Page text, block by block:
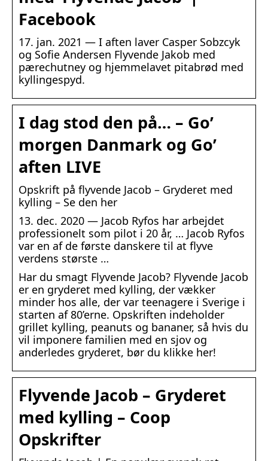
Facebook
17. jan. 2021 — I aften laver Casper Sobzcyk
og Sofie Andersen Flyvende Jakob med
pærechutney og hjemmelavet pitabrød med
kyllingespyd.
I dag stod den på… – Go’
morgen Danmark og Go’
aften LIVE
Opskrift på flyvende Jacob – Gryderet med
kylling – Se den her
13. dec. 2020 — Jacob Ryfos har arbejdet
professionelt som pilot i 20 år, … Jacob Ryfos
var en af de første danskere til at flyve
verdens største …
Har du smagt Flyvende Jacob? Flyvende Jacob
er en gryderet med kylling, der vækker
minder hos alle, der var teenagere i Sverige i
starten af 80’erne. Opskriften indeholder
grillet kylling, peanuts og bananer, så hvis du
vil imponere familien med en sjov og
anderledes gryderet, bør du klikke her!
Flyvende Jacob – Gryderet
med kylling – Coop
Opskrifter